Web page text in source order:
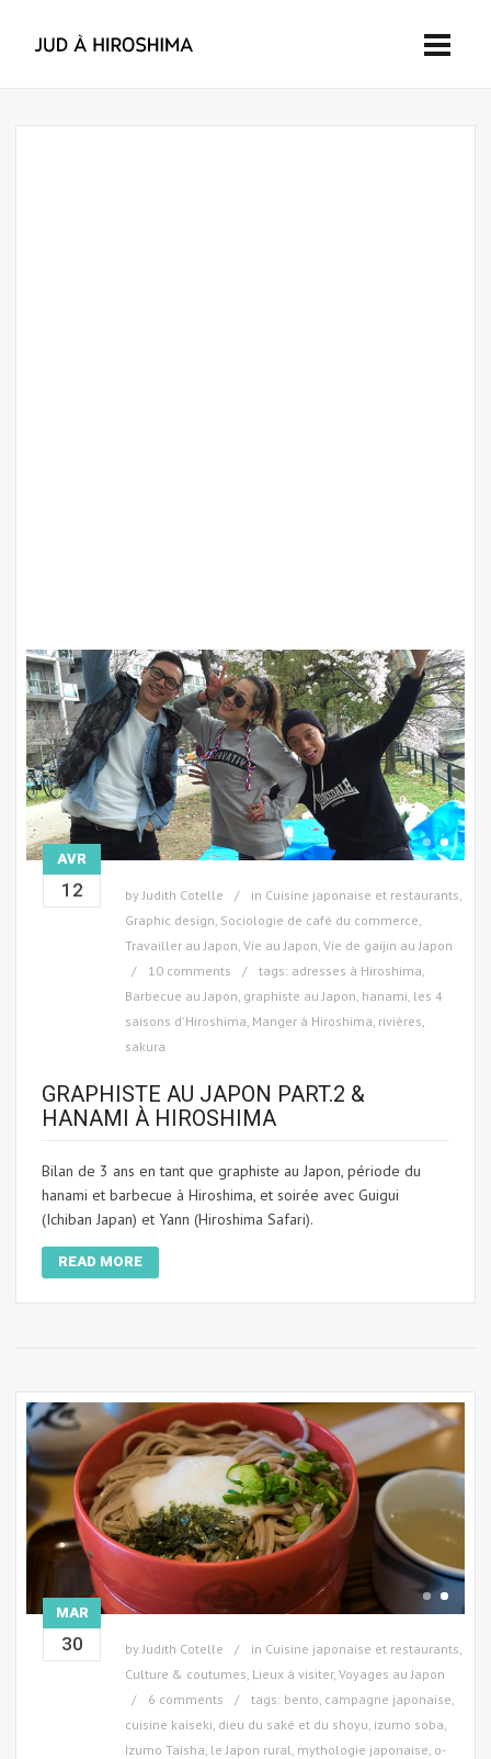
AVR
12 byJudith Cotelle in Cuisine japonaise et restaurants,
Graphic design, Sociologie de café du commerce,
Travailler au Japon, Vie au Japon, Vie de gaijin au Japon
10 comments
tags: adresses à Hiroshima,
Barbecue au Japon, graphiste au Japon, hanami, les 4
saisons d'Hiroshima, Manger à Hiroshima, rivières,
sakura
GRAPHISTE AU JAPON PART.2 &
HANAMI À HIROSHIMA
Bilan de 3 ans en tant que graphiste au Japon, période du
hanami et barbecue à Hiroshima, et soirée avec Guigui
(Ichiban Japan) et Yann (Hiroshima Safari).
READ MORE
MAR
30 by Judith Cotelle in Cuisine japonaise et restaurants
Culture & coutumes Lieux à visiter, Voyages au Japon
6 comments
tags: bento campagne japonaise
cuisine kaiseki dieu du saké et du shoyu izumo soba
Izumo Taisha le Japon rural mythologie japonaise o-